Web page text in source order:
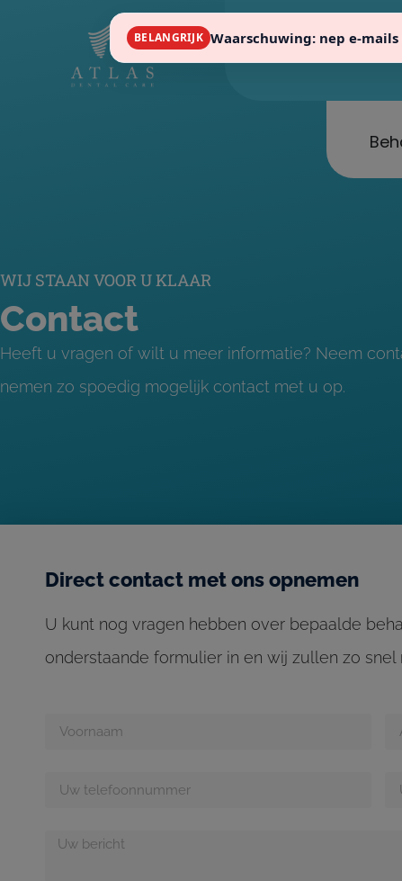
BELANGRIJK Waarschuwing: nep e-
WIJ STAAN VOOR U KLAAR
Contact
Heeft u vragen of wilt u meer informatie? Neem
nemen zo spoedig mogelijk contact met u op.
Direct contact met ons opnemen
U kunt nog vragen hebben over bepaalde
onderstaande formulier in en wij zullen zo